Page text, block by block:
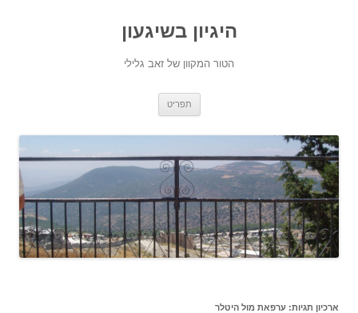
היגיון בשיגעון
הטור המקוון של זאב גלילי
תפריט
ארכיון תגיות: ערפאת מול היטלר